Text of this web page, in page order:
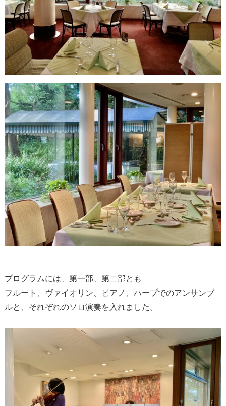
プログラムには、第一部、第二部とも
フルート、ヴァイオリン、ピアノ、ハープでのアンサンブ
ルと、それぞれのソロ演奏を入れました。